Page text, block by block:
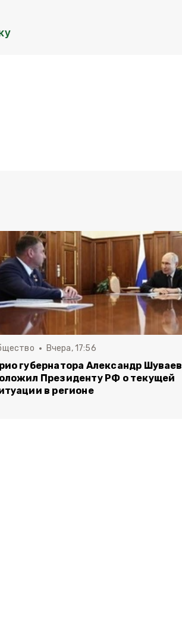
Вчера, 17:56
губернатора Александр Шуваев
Президенту РФ о текущей
в регионе